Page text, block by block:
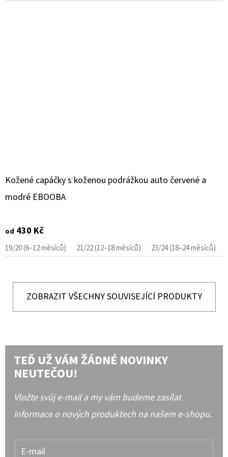
Kožené capáčky s koženou podrážkou auto červené a
modré EBOOBA
od 430 Kč
19/20 (6–12 měsíců) 21/22 (12–18 měsíců) 23/24 (18–24 měsíců)
ZOBRAZIT VŠECHNY SOUVISEJÍCÍ PRODUKTY
TEĎ UŽ VÁM ŽÁDNÉ NOVINKY
NEUTEČOU!
Vložte svůj e-mail a my vám budeme zasílat
informace o nových produktech na našem e-shopu.
E-mail